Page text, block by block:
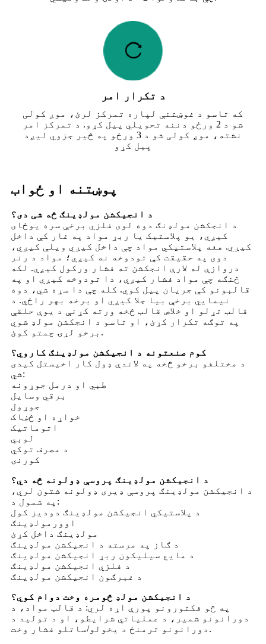
د تکرار امر
که تاسو د غوښتنې لپاره تمرکز لرئ، موږ کولی
شو د 2 ورځو دننه تحویلي پیل کړو. د تمرکز امر
نشته، موږ کولی شو د 3 ورځو په څیر جزوي لیږد
پیل کړو
پوښتنه او ځواب
د انجیکشن مولډینګ څه شی دی؟
د انجکشن مولډنګ دوه لوی فلزي برخې سره یوځای
کیږي، یو پلاستیک یا ربړ مواد په غار کې داخل
کیږي. هغه پلاستيکي مواد چې داخل کیږي ویلې کیږي،
دوی په حقیقت کې تودوخه نه کیږي؛ مواد د رنر
دروازې له لارې انجکشن ته فشار ورکول کیږي. لکه
څنګه چې مواد فشار کیږي، دا تودوخه کیږي او په
قالبونو کې جریان پیل کوي. کله چې دا سړه شي، دوه
نیمایي برخې بیا جلا کیږي او برخه بهر راځي. د
قالب تړلو او خلاص قالب څخه ورته کړنې د یوې حلقې
په توګه تکرار کړئ، او تاسو د انجکشن مولډ شوي
برخو لړۍ چمتو کوئ.
کوم صنعتونه د انجیکشن مولډینګ کاروي؟
د مختلفو برخو څخه په لاندې ډول کار اخیستل کیدی
شي:
طبي او درمل جوړونه
برقي وسایل
جوړول
خواړه او څښاک
اتوماتیک
لوبي
د مصرف توکي
کورنۍ
د انجیکشن مولډینګ پروسې ډولونه څه دي؟
د انجیکشن مولډینګ پروسې ډیری ډولونه شتون لري،
په شمول د:
د پلاستيکي انجیکشن مولډینګ دودیز کول
اوورمولډینګ
مولډینګ داخل کړئ
د ګاز په مرسته د انجیکشن مولډینګ
د مایع سیلیکون ربړ انجیکشن مولډینګ
د فلزي انجیکشن مولډینګ
د غبرګون انجیکشن مولډینګ
د انجیکشن مولډ څومره وخت دوام کوي؟
په څو فکتورونو پورې اړه لري: د قالب مواد، د
دورانونو شمیر، د عملیاتي شرایطو، او د تولید د
دورانونو ترمنځ د یخولو/ساتلو فشار وخت.